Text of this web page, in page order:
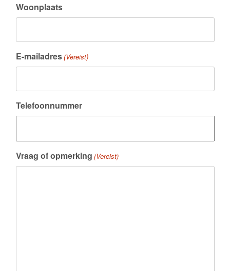
Woonplaats
E-mailadres(Vereist)
Telefoonnummer
Vraag of opmerking (Vereist)